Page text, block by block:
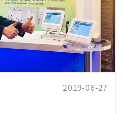
2019-06-27